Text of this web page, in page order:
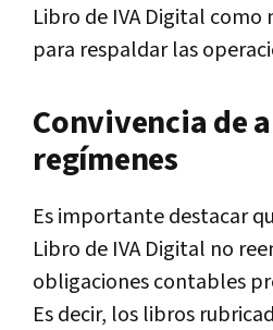
Libro de IVA Digital como
para respaldar las
Convivencia de
regímenes
Es importante destacar
Libro de IVA Digital no
obligaciones contables
Es decir, los libros